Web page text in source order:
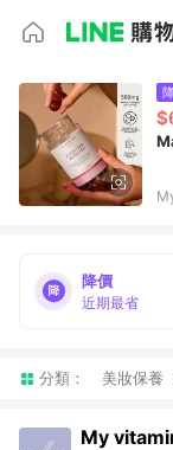
降價
近期最省
分類： 美妝保養
My